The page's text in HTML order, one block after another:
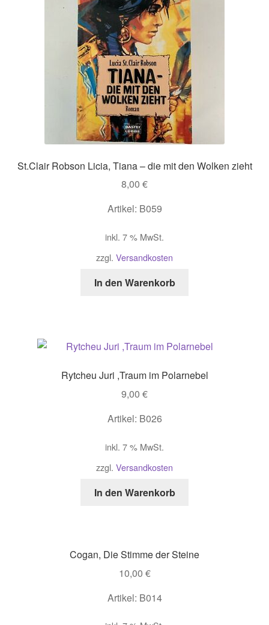
St.Clair Robson Licia, Tiana – die mit den Wolken zieht
8,00 €
Artikel: B059
inkl. 7 % MwSt.
zzgl. Versandkosten
In den Warenkorb
Rytcheu Juri ,Traum im Polarnebel
9,00 €
Artikel: B026
inkl. 7 % MwSt.
zzgl. Versandkosten
In den Warenkorb
Cogan, Die Stimme der Steine
10,00 €
Artikel: B014